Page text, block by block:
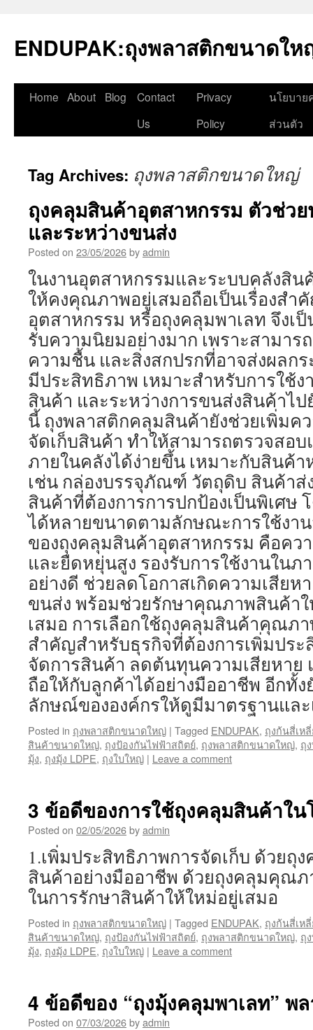
content
ENDUPAK:ถุงพลาสติกขนาดให
Home About Blog
Contact
Us
Privacy
Policy
นโยบาย
ส่วนตัว
Tag Archives: ถุงพลาสติกขนาดใหญ่
ถุงคลุมสินค้าอุตสาหกรรม ตัวช่ว
และระหว่างขนส่ง
Posted on 23/05/2026byadmin
ในงานอุตสาหกรรมและระบบคลังสิน
ให้คงคุณภาพอยู่เสมอถือเป็นเรื่องสำ
อุตสาหกรรม หรือถุงคลุมพาเลท จึงเ
รับความนิยมอย่างมาก เพราะสามาร
ความชื้น และสิ่งสกปรกที่อาจส่งผลก
มีประสิทธิภาพ เหมาะสำหรับการใช้ง
สินค้า และระหว่างการขนส่งสินค้าไป
นี้ ถุงพลาสติกคลุมสินค้ายังช่วยเพิ่มค
จัดเก็บสินค้า ทำให้สามารถตรวจสอ
ภายในคลังได้ง่ายขึ้น เหมาะกับสินค้
เช่น กล่องบรรจุภัณฑ์ วัตถุดิบ สินค้าส่
สินค้าที่ต้องการการปกป้องเป็นพิเศษ
ได้หลายขนาดตามลักษณะการใช้งา
ของถุงคลุมสินค้าอุตสาหกรรม คือคว
และยืดหยุ่นสูง รองรับการใช้งานใน
อย่างดี ช่วยลดโอกาสเกิดความเสียห
ขนส่ง พร้อมช่วยรักษาคุณภาพสินค้าใ
เสมอ การเลือกใช้ถุงคลุมสินค้าคุณภา
สำคัญสำหรับธุรกิจที่ต้องการเพิ่มปร
จัดการสินค้า ลดต้นทุนความเสียหาย
ถือให้กับลูกค้าได้อย่างมืออาชีพ อีกทั้ง
ลักษณ์ขององค์กรให้ดูมีมาตรฐานแล
Posted in ถุงพลาสติกขนาดใหญ่ | Tagged ENDUPAK, ถุงก้นสี่เห
สินค้าขนาดใหญ่, ถุงป้องกันไฟฟ้าสถิตย์, ถุงพลาสติกขนาดใหญ่, ถุ
มุ้ง, ถุงมุ้ง LDPE, ถุงใบใหญ่ | Leave a comment
3 ข้อดีของการใช้ถุงคลุมสินค้าใน
Posted on 02/05/2026byadmin
1.เพิ่มประสิทธิภาพการจัดเก็บ ด้วยถุ
สินค้าอย่างมืออาชีพ ด้วยถุงคลุมคุณภ
ในการรักษาสินค้าให้ใหม่อยู่เสมอ
Posted in ถุงพลาสติกขนาดใหญ่ | Tagged ENDUPAK, ถุงก้นสี่เห
สินค้าขนาดใหญ่, ถุงป้องกันไฟฟ้าสถิตย์, ถุงพลาสติกขนาดใหญ่, ถุ
มุ้ง, ถุงมุ้ง LDPE, ถุงใบใหญ่ | Leave a comment
4 ข้อดีของ “ถุงมุ้งคลุมพาเลท” พ
Posted on 07/03/2026byadmin